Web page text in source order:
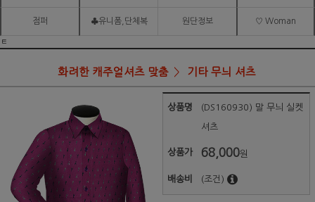
점퍼 ♣유니폼,단체복 원단정보 ♡ Woman
ㅌ
화려한 캐주얼셔츠 맞춤 기타 무늬 셔츠
상품명 (DS160930) 말 무늬 실켓
셔츠
상품가 68,000원
배송비 (조건)